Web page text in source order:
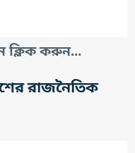
ক্লিক করুন...
রাজনৈতিক